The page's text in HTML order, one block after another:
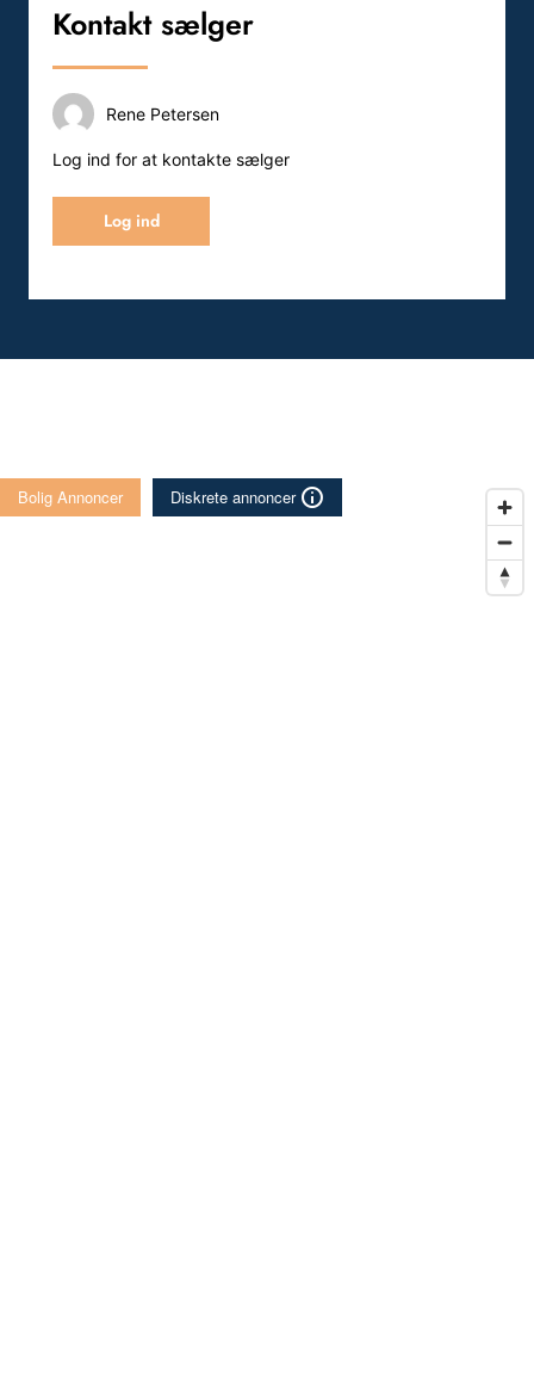
Kontakt sælger
Rene Petersen
Log ind for at kontakte sælger
Log ind
Bolig Annoncer Diskrete annoncer